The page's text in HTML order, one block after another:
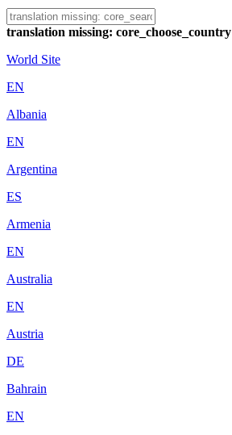
translation missing: core_choose_country
World Site
EN
Albania
EN
Argentina
ES
Armenia
EN
Australia
EN
Austria
DE
Bahrain
EN